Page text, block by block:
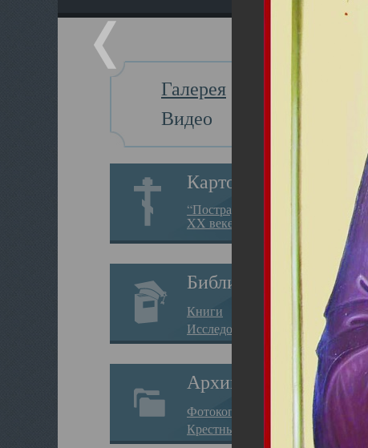
Галерея
Видео
Картотека
“Пострадавшие за веру в
XX веке на Севере”
Библиотека
Книги
Исследования
Архив
Фотокопии дел
Крестные ходы